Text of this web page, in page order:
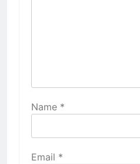
Name *
Email *